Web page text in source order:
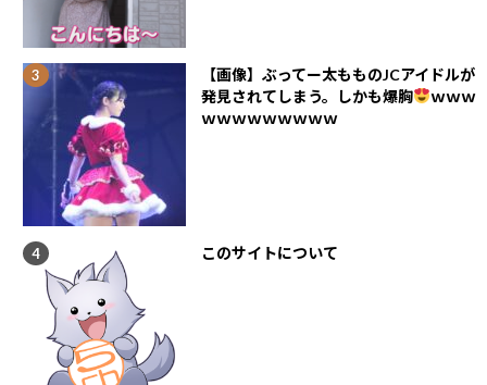
【画像】ぶってー太もものJCアイドルが
発見されてしまう。しかも爆胸
ｗｗｗ
ｗｗｗｗｗｗｗｗｗ
このサイトについて